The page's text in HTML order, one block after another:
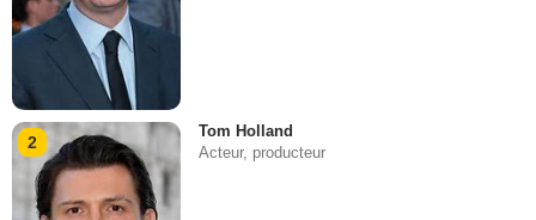
2
Tom Holland
Acteur, producteur